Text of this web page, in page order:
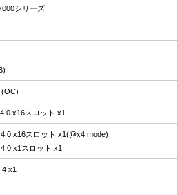
シリーズ
(OC)
x16スロット x1
x16スロット x1(@x4 mode)
x1スロット x1
x1